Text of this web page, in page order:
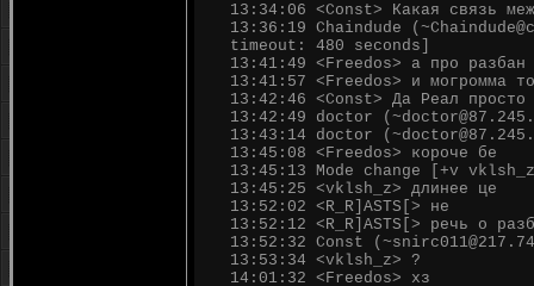
13:34:06 <Const> Какая связь
13:36:19 Chaindude
timeout: 480 seconds]
13:41:49 <Freedos> а про разбан
13:41:57 <Freedos> и могромма
13:42:46 <Const> Да Реал просто
13:42:49 doctor
13:43:14 doctor
13:45:08 <Freedos> короче бе
13:45:13 Mode change [+v
13:45:25 <vklsh_z> длинее це
13:52:02 <R_R]ASTS[> не
13:52:12 <R_R]ASTS[> речь о
13:52:32 Const
13:53:34 <vklsh_z> ?
14:01:32 <Freedos> хз